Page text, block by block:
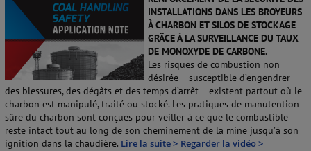
INSTALLATIONS DANS LES BROYEURS
À CHARBON ET SILOS DE STOCKAGE
GRÂCE À LA SURVEILLANCE DU TAUX
DE MONOXYDE DE CARBONE.
Les risques de combustion non
désirée – susceptible d’engendrer
des blessures, des dégâts et des temps d’arrêt – existent partout où le
charbon est manipulé, traité ou stocké. Les pratiques de manutention
sûre du charbon sont conçues pour veiller à ce que le combustible
reste intact tout au long de son cheminement de la mine jusqu’à son
ignition dans la chaudière. Lire la suite > Regarder la vidéo >